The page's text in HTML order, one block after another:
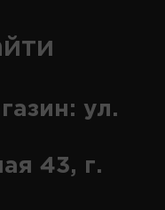
ул.
43, г.